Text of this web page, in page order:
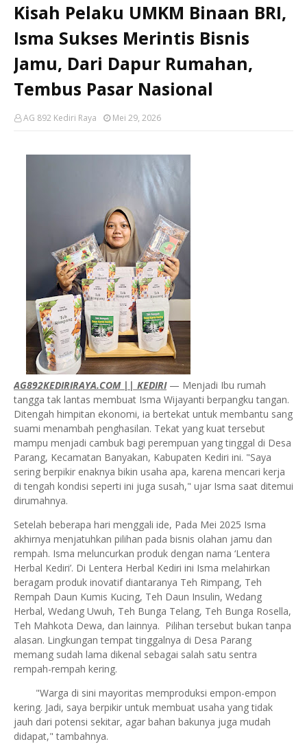
Kisah Pelaku UMKM Binaan BRI,
Isma Sukses Merintis Bisnis
Jamu, Dari Dapur Rumahan,
Tembus Pasar Nasional
AG 892 Kediri Raya Mei 29, 2026
AG892KEDIRIRAYA.COM || KEDIRI— Menjadi Ibu rumah
tangga tak lantas membuat Isma Wijayanti berpangku tangan.
Ditengah himpitan ekonomi, ia bertekat untuk membantu sang
suami menambah penghasilan. Tekat yang kuat tersebut
mampu menjadi cambuk bagi perempuan yang tinggal di Desa
Parang, Kecamatan Banyakan, Kabupaten Kediri ini. "Saya
sering berpikir enaknya bikin usaha apa, karena mencari kerja
di tengah kondisi seperti ini juga susah," ujar Isma saat ditemui
dirumahnya.
Setelah beberapa hari menggali ide, Pada Mei 2025 Isma
akhirnya menjatuhkan pilihan pada bisnis olahan jamu dan
rempah. Isma meluncurkan produk dengan nama ‘Lentera
Herbal Kediri’. Di Lentera Herbal Kediri ini Isma melahirkan
beragam produk inovatif diantaranya Teh Rimpang, Teh
Rempah Daun Kumis Kucing, Teh Daun Insulin, Wedang
Herbal, Wedang Uwuh, Teh Bunga Telang, Teh Bunga Rosella,
Teh Mahkota Dewa, dan lainnya. Pilihan tersebut bukan tanpa
alasan. Lingkungan tempat tinggalnya di Desa Parang
memang sudah lama dikenal sebagai salah satu sentra
rempah-rempah kering.
"Warga di sini mayoritas memproduksi empon-empon
kering. Jadi, saya berpikir untuk membuat usaha yang tidak
jauh dari potensi sekitar, agar bahan bakunya juga mudah
didapat," tambahnya.